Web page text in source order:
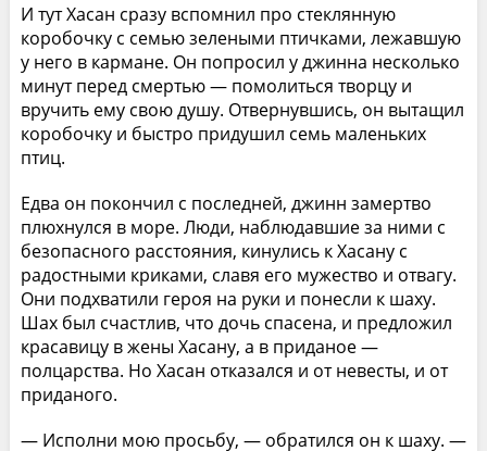
И тут Хасан сразу вспомнил про стеклянную
коробочку с семью зелеными птичками, лежавшую
у него в кармане. Он попросил у джинна несколько
минут перед смертью — помолиться творцу и
вручить ему свою душу. Отвернувшись, он вытащил
коробочку и быстро придушил семь маленьких
птиц.
Едва он покончил с последней, джинн замертво
плюхнулся в море. Люди, наблюдавшие за ними с
безопасного расстояния, кинулись к Хасану с
радостными криками, славя его мужество и отвагу.
Они подхватили героя на руки и понесли к шаху.
Шах был счастлив, что дочь спасена, и предложил
красавицу в жены Хасану, а в приданое —
полцарства. Но Хасан отказался и от невесты, и от
приданого.
— Исполни мою просьбу, — обратился он к шаху. —